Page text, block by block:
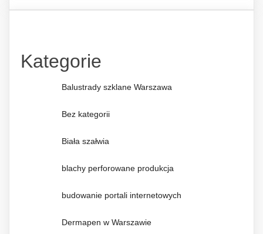
Kategorie
Balustrady szklane Warszawa
Bez kategorii
Biała szałwia
blachy perforowane produkcja
budowanie portali internetowych
Dermapen w Warszawie